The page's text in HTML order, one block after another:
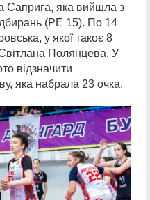
Саприга, яка вийшла з
(РЕ 15). По 14
у якої такоє 8
Полянцева. У
відзначити
яка набрала 23 очка.